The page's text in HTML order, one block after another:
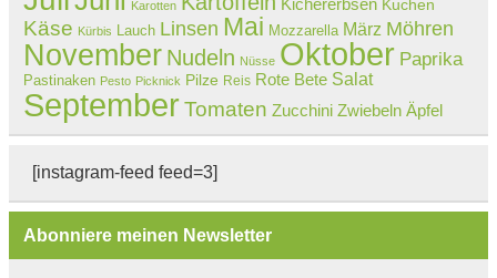
Karotten Kuchen
Käse Kürbis Lauch Linsen Mai Mozzarella März Möhren
November Nudeln Nüsse Oktober Paprika
Pastinaken Pesto Picknick Pilze Reis Rote Bete Salat
September Tomaten Zucchini Zwiebeln Äpfel
[instagram-feed feed=3]
Abonniere meinen Newsletter